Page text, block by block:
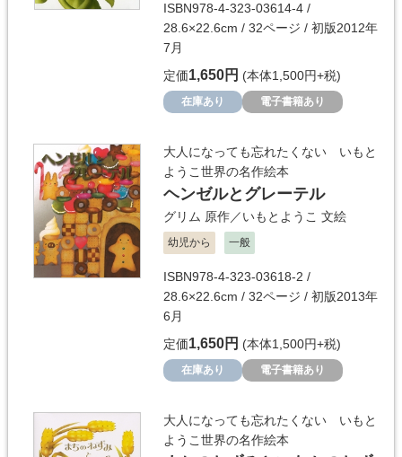
ISBN978-4-323-03614-4 /
28.6×22.6cm / 32ページ / 初版2012年
7月
定価1,650円 (本体1,500円+税)
在庫あり 電子書籍あり
大人になっても忘れたくない いもと
ようこ世界の名作絵本
ヘンゼルとグレーテル
グリム 原作／いもとようこ 文絵
幼児から 一般
ISBN978-4-323-03618-2 /
28.6×22.6cm / 32ページ / 初版2013年
6月
定価1,650円 (本体1,500円+税)
在庫あり 電子書籍あり
大人になっても忘れたくない いもと
ようこ世界の名作絵本